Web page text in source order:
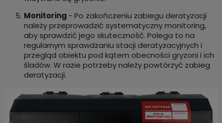
Monitoring - Po zakończeniu zabiegu deratyzacji
należy przeprowadzić systematyczny monitoring,
aby sprawdzić jego skuteczność. Polega to na
regularnym sprawdzaniu stacji deratyzacyjnych i
przegląd obiektu pod kątem obecności gryzoni i ich
śladów. W razie potrzeby należy powtórzyć zabieg
deratyzacji.